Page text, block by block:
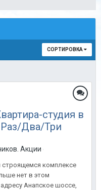
СОРТИРОВКА
студия в
Два/Три
Акции от
комплексе
нет в этом
Анапское шоссе,